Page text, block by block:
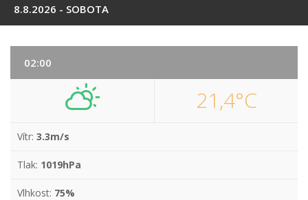
8.8.2026 - SOBOTA
02:00
21,4°C
Vítr: 3.3m/s
Tlak: 1019hPa
Vlhkost: 75%